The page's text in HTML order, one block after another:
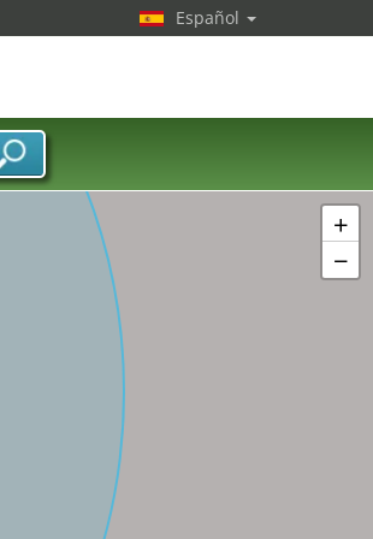
+
−
Español